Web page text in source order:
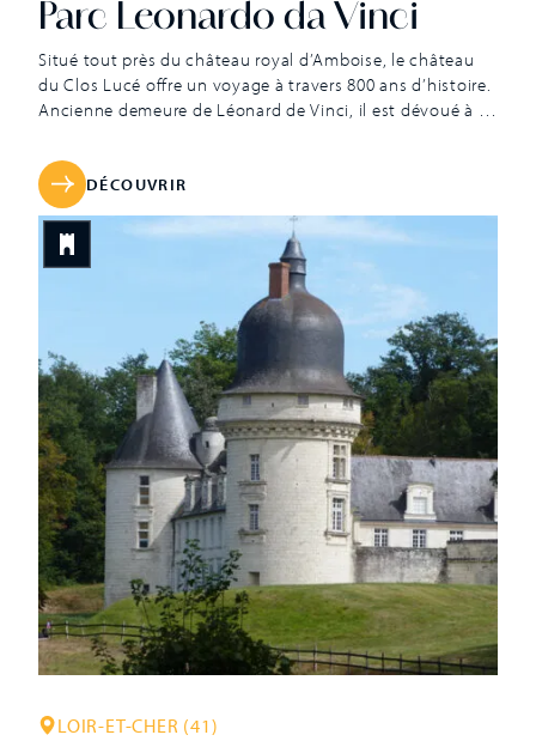
Parc Leonardo da Vinci
Situé tout près du château royal d’Amboise, le château
du Clos Lucé offre un voyage à travers 800 ans d’histoire.
Ancienne demeure de Léonard de Vinci, il est dévoué à la
briques roses et de pierres de tuffeau, bâtie sur des
fondations gallo-romaines, commence sous le règne de
Louis XI en 1471. Le roi offre le domaine du Cloux à son
favori, Etienne le Loup, un ancien marmiton anobli. Il y
construit le château du Cloux ainsi qu’un des plus beaux
pigeonniers de France resté intact. En 1490, le lieu est
DÉCOUVRIR
LOIR-ET-CHER (41)